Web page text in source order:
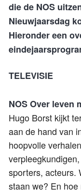
die de NOS
Nieuwjaarsdag
Hieronder een
TELEVISIE
NOSOver leven
Hugo Borst kijkt
aan de hand van
hoopvolle
sporters, acteurs.
staan we? En hoe